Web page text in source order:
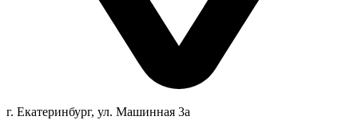
г. Екатеринбург, ул. Машинная 3а